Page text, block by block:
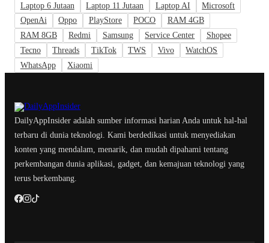
Laptop 6 Jutaan
Laptop 11 Jutaan Laptop AI
Microsoft
OpenAi
Oppo PlayStore POCO
RAM 4GB
RAM 8GB
Redmi Samsung Service Center
Shopee
Tecno
Threads TikTok TWS Vivo
WatchOS
WhatsApp
Xiaomi
DailyAppInsider adalah sumber informasi harian Anda untuk hal-hal
terbaru di dunia teknologi. Kami berdedikasi untuk menyediakan
konten yang mendalam, menarik, dan mudah dipahami tentang
perkembangan dunia aplikasi, gadget, dan kemajuan teknologi yang
terus berkembang.